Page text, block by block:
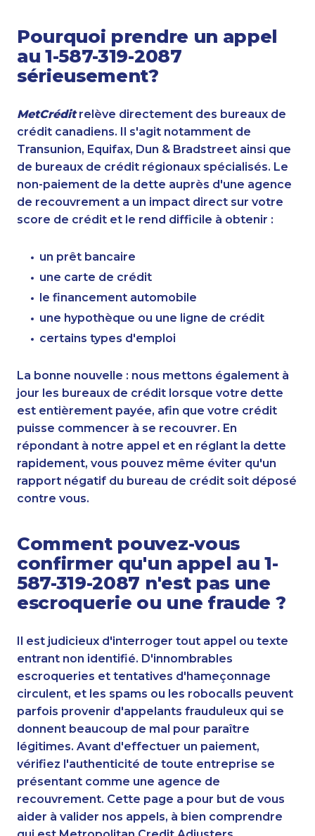
Pourquoi prendre un appel
au 1-587-319-2087
sérieusement?
MetCréditrelève directement des bureaux de
crédit canadiens. Il s'agit notamment de
Transunion, Equifax, Dun & Bradstreet ainsi que
de bureaux de crédit régionaux spécialisés. Le
non-paiement de la dette auprès d'une agence
de recouvrement a un impact direct sur votre
score de crédit et le rend difficile à obtenir :
un prêt bancaire
une carte de crédit
le financement automobile
une hypothèque ou une ligne de crédit
certains types d'emploi
La bonne nouvelle : nous mettons également à
jour les bureaux de crédit lorsque votre dette
est entièrement payée, afin que votre crédit
puisse commencer à se recouvrer. En
répondant à notre appel et en réglant la dette
rapidement, vous pouvez même éviter qu'un
rapport négatif du bureau de crédit soit déposé
contre vous.
Comment pouvez-vous
confirmer qu'un appel au 1-
587-319-2087 n'est pas une
escroquerie ou une fraude ?
Il est judicieux d'interroger tout appel ou texte
entrant non identifié. D'innombrables
escroqueries et tentatives d'hameçonnage
circulent, et les spams ou les robocalls peuvent
parfois provenir d'appelants frauduleux qui se
donnent beaucoup de mal pour paraître
légitimes. Avant d'effectuer un paiement,
vérifiez l'authenticité de toute entreprise se
présentant comme une agence de
recouvrement. Cette page a pour but de vous
aider à valider nos appels, à bien comprendre